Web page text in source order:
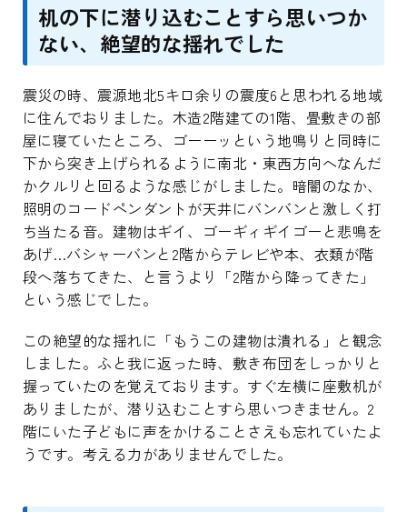
机の下に潜り込むことすら思いつか
ない、絶望的な揺れでした
震災の時、震源地北5キロ余りの震度6と思われる地域
に住んでおりました。木造2階建ての1階、畳敷きの部
屋に寝ていたところ、ゴーーッという地鳴りと同時に
下から突き上げられるように南北・東西方向へなんだ
かクルリと回るような感じがしました。暗闇のなか、
照明のコードペンダントが天井にバンバンと激しく打
ち当たる音。建物はギイ、ゴーギィギイゴーと悲鳴を
あげ…バシャーバンと2階からテレビや本、衣類が階
段へ落ちてきた、と言うより「2階から降ってきた」
という感じでした。
この絶望的な揺れに「もうこの建物は潰れる」と観念
しました。ふと我に返った時、敷き布団をしっかりと
握っていたのを覚えております。すぐ左横に座敷机が
ありましたが、潜り込むことすら思いつきません。2
階にいた子どもに声をかけることさえも忘れていたよ
うです。考える力がありませんでした。